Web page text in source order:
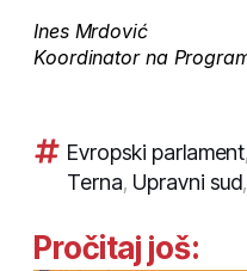
Ines Mrdović
Koordinator na
Evropski parlament,
Terna, Upravni sud
Pročitaj još: